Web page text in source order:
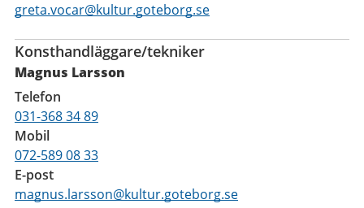
greta.vocar@kultur.goteborg.se
Konsthandläggare/tekniker
Magnus Larsson
Telefon
031-368 34 89
Mobil
072-589 08 33
E-post
magnus.larsson@kultur.goteborg.se